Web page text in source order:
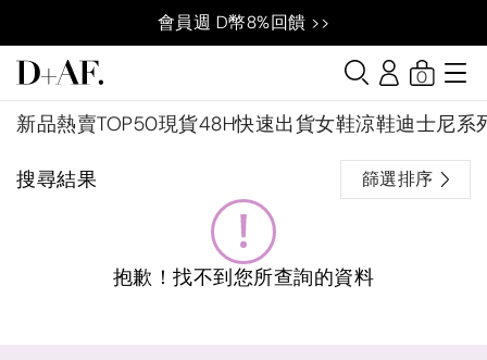
會員週 D幣8%回饋 >>
新品熱賣TOP50現貨48H快速出貨女鞋涼鞋迪士尼系
0
搜尋結果 篩選排序
抱歉！找不到您所查詢的資料